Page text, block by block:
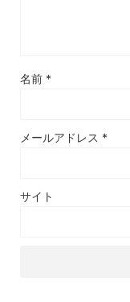
名前 *
メールアドレス *
サイト